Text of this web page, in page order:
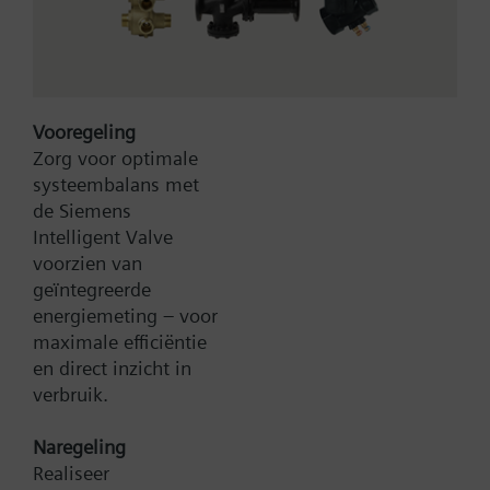
Type:
Artikel-Nr.:
Zoek een vervanger
Documenten
Vooregeling
Zorg voor optimale
systeembalans met
de Siemens
Intelligent Valve
voorzien van
geïntegreerde
energiemeting – voor
maximale efficiëntie
en direct inzicht in
verbruik.
Naregeling
Realiseer